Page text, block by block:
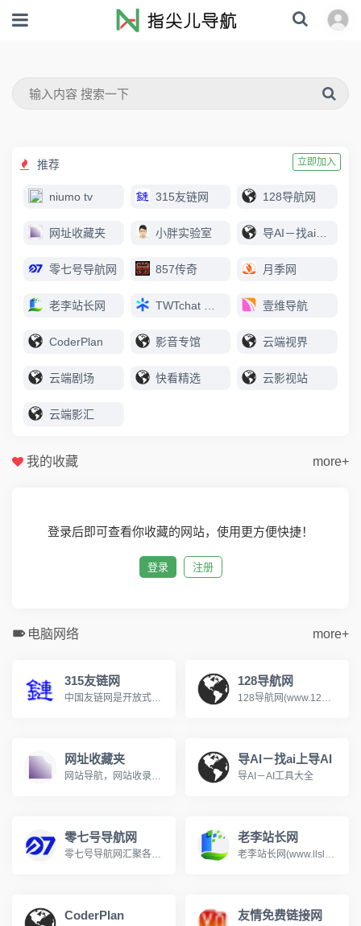
推荐 立即加入
niumo tv 315友链网 128导航网
网址收藏夹 小胖实验室 导AI－找ai上导AI
零七号导航网 857传奇 月季网
老李站长网 TWTchat 智能客服 壹维导航
CoderPlan 影音专馆 云端视界
云端剧场 快看精选 云影视站
云端影汇
我的收藏 more+
登录后即可查看你收藏的网站，使用更方便快捷！
登录 注册
电脑网络 more+
315友链网
中国友链网是开放式网站分类目录，收录国内外、各行业优秀网站，旨在为用户提供网站分类目录检索、优秀网站参考、网站推广服务，在中国友链网推广您的网站，提供网站收录服务，网站推广，友情链接分享
128导航网
128导航网(www.128dh.cn)分类目录，免费收录各行业优秀站点，为广大网友提供参考，致力成为站长推广网站的首选，用户自主提交，再由我们编辑、审核，形成网站索引，通过网站目录进行分类检索和关键词检索，魔司收录网努力打造互动新颖的高权重网站收录平台。
网址收藏夹
网站导航，网站收录，网站分类，网址分类，网址之家，上网导航
导AI－找ai上导AI
导AI－AI工具大全
零七号导航网
零七号导航网汇聚各类实用网站、开发工具、素材资源，面向普通网民与站长，提供网址分类导航、免费收录通道，一键直达优质站点，上网从零七号导航开始
老李站长网
老李站长网(www.llslw.cn)分类目录，免费收录各行业优秀站点，致力成为站长推广网站的首选，用户自主提交，再由我们编辑、审核，形成网站索引。
CoderPlan 友情免费链接网